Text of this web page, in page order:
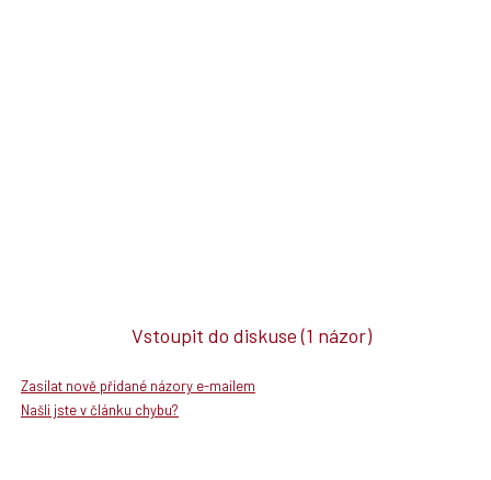
Vstoupit do diskuse(1 názor)
Zasílat nově přidané názory e-mailem
Našli jste v článku chybu?